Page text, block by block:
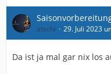
atschi 29. Juli 2023
Da ist ja mal gar nix los